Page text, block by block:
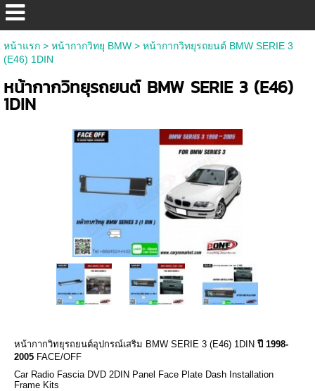
หน้าแรก> หน้ากากวิทยุ BMW> หน้ากากวิทยุรถยนต์ BMW SERIE 3
(E46) 1DIN
หน้ากากวิทยุรถยนต์ BMW SERIE 3 (E46)
1DIN
หน้ากากวิทยุรถยนต์อุปกรณ์เสริม BMW SERIE 3 (E46) 1DIN ปี 1998-
2005 FACE/OFF
Car Radio Fascia DVD 2DIN Panel Face Plate Dash Installation
Frame Kits